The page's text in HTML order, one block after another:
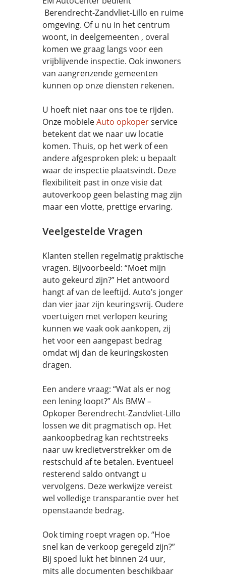
Berendrecht-Zandvliet-Lillo en ruime
omgeving. Of u nu in het centrum
woont, in deelgemeenten , overal
komen we graag langs voor een
vrijblijvende inspectie. Ook inwoners
van aangrenzende gemeenten
kunnen op onze diensten rekenen.
U hoeft niet naar ons toe te rijden.
Onze mobieleAuto opkoperservice
betekent dat we naar uw locatie
komen. Thuis, op het werk of een
andere afgesproken plek: u bepaalt
waar de inspectie plaatsvindt. Deze
flexibiliteit past in onze visie dat
autoverkoop geen belasting mag zijn
maar een vlotte, prettige ervaring.
Veelgestelde Vragen
Klanten stellen regelmatig praktische
vragen. Bijvoorbeeld: “Moet mijn
auto gekeurd zijn?” Het antwoord
hangt af van de leeftijd. Auto’s jonger
dan vier jaar zijn keuringsvrij. Oudere
voertuigen met verlopen keuring
kunnen we vaak ook aankopen, zij
het voor een aangepast bedrag
omdat wij dan de keuringskosten
dragen.
Een andere vraag: “Wat als er nog
een lening loopt?” Als BMW –
Opkoper Berendrecht-Zandvliet-Lillo
lossen we dit pragmatisch op. Het
aankoopbedrag kan rechtstreeks
naar uw kredietverstrekker om de
restschuld af te betalen. Eventueel
resterend saldo ontvangt u
vervolgens. Deze werkwijze vereist
wel volledige transparantie over het
openstaande bedrag.
Ook timing roept vragen op. “Hoe
snel kan de verkoop geregeld zijn?”
Bij spoed lukt het binnen 24 uur,
mits alle documenten beschikbaar